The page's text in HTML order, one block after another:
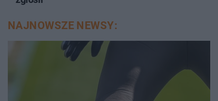
NAJNOWSZE NEWSY: